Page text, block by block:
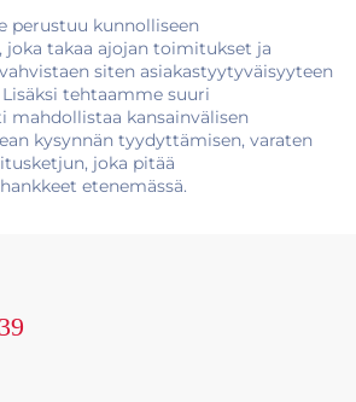
perustuu kunnolliseen
takaa ajojan toimitukset ja
siten asiakastyytyväisyyteen
tehtaamme suuri
kansainvälisen
kysynnän tyydyttämisen, varaten
joka pitää
etenemässä.